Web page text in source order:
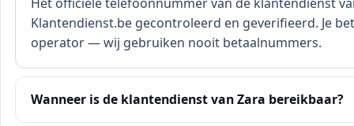
Het officiële telefoonnummer van de klantendienst
Klantendienst.be gecontroleerd en geverifieerd. Je
operator — wij gebruiken nooit betaalnummers.
Wanneer is de klantendienst van Zara bereikbaar?